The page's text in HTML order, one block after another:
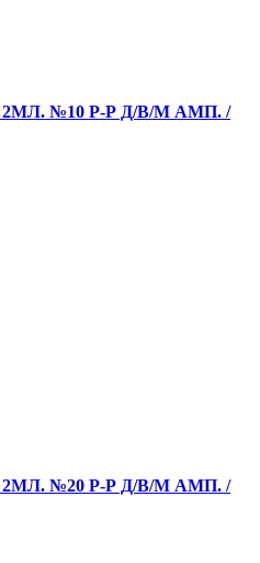
№10 Р-Р Д/В/М АМП. /
№20 Р-Р Д/В/М АМП. /